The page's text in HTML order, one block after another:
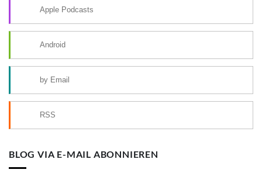
Apple Podcasts
Android
by Email
RSS
BLOG VIA E-MAIL ABONNIEREN